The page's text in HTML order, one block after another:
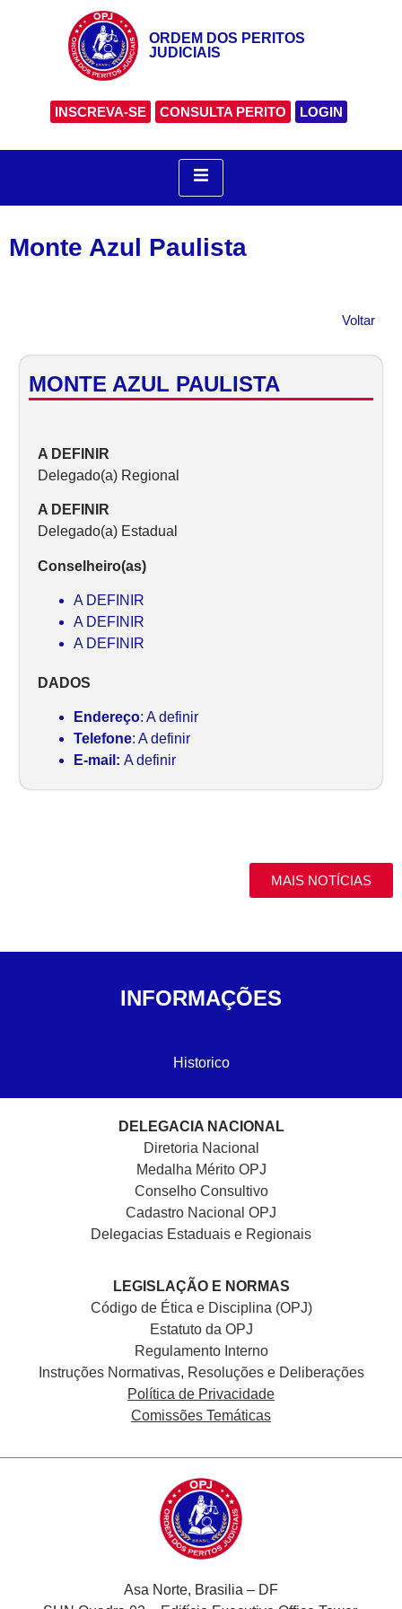
ORDEM DOS PERITOS
JUDICIAIS
INSCREVA-SE CONSULTA PERITO LOGIN
Monte Azul Paulista
Voltar
MONTE AZUL PAULISTA
A DEFINIR
Delegado(a) Regional
A DEFINIR
Delegado(a) Estadual
Conselheiro(as)
A DEFINIR
A DEFINIR
A DEFINIR
DADOS
Endereço: A definir
Telefone: A definir
E-mail: A definir
MAIS NOTÍCIAS
INFORMAÇÕES
Historico
DELEGACIA NACIONAL
Diretoria Nacional
Medalha Mérito OPJ
Conselho Consultivo
Cadastro Nacional OPJ
Delegacias Estaduais e Regionais
LEGISLAÇÃO E NORMAS
Código de Ética e Disciplina (OPJ)
Estatuto da OPJ
Regulamento Interno
Instruções Normativas, Resoluções e Deliberações
Política de Privacidade
Comissões Temáticas
Asa Norte, Brasilia – DF